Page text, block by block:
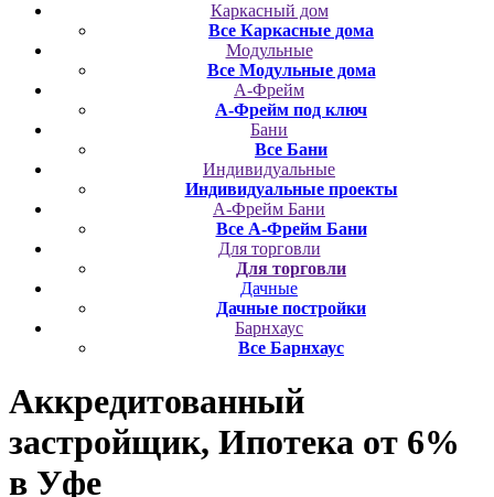
Каркасный дом
Все Каркасные дома
Модульные
Все Модульные дома
А-Фрейм
А-Фрейм под ключ
Бани
Все Бани
Индивидуальные
Индивидуальные проекты
А-Фрейм Бани
Все А-Фрейм Бани
Для торговли
Для торговли
Дачные
Дачные постройки
Барнхаус
Все Барнхаус
Аккредитованный
застройщик, Ипотека от 6%
в Уфе